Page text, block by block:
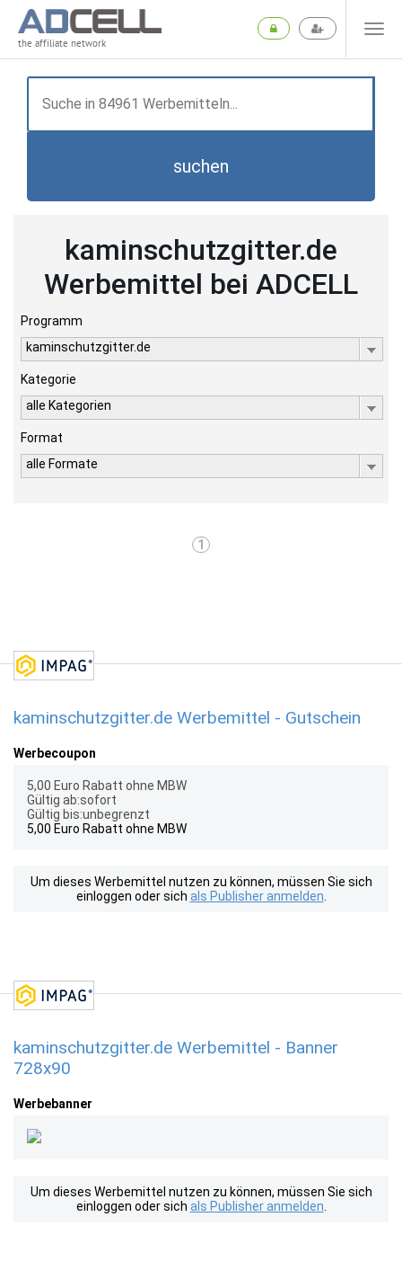
the affiliate network
suchen
kaminschutzgitter.de
Werbemittel bei ADCELL
Programm
kaminschutzgitter.de
Kategorie
alle Kategorien
Format
alle Formate
1
kaminschutzgitter.de Werbemittel - Gutschein
Werbecoupon
5,00 Euro Rabatt ohne MBW
Gültig ab:sofort
Gültig bis:unbegrenzt
5,00 Euro Rabatt ohne MBW
Um dieses Werbemittel nutzen zu können, müssen Sie sich
einloggen oder sich als Publisher anmelden
kaminschutzgitter.de Werbemittel - Banner
728x90
Werbebanner
Um dieses Werbemittel nutzen zu können, müssen Sie sich
einloggen oder sich als Publisher anmelden